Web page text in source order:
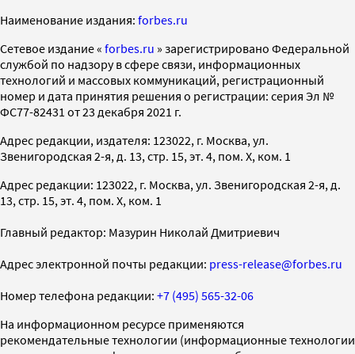
Наименование издания: forbes.ru
Cетевое издание « forbes.ru » зарегистрировано Федеральной
службой по надзору в сфере связи, информационных
технологий и массовых коммуникаций, регистрационный
номер и дата принятия решения о регистрации: серия Эл №
ФС77-82431 от 23 декабря 2021 г.
Адрес редакции, издателя: 123022, г. Москва, ул.
Звенигородская 2-я, д. 13, стр. 15, эт. 4, пом. X, ком. 1
Адрес редакции: 123022, г. Москва, ул. Звенигородская 2-я, д.
13, стр. 15, эт. 4, пом. X, ком. 1
Главный редактор: Мазурин Николай Дмитриевич
Адрес электронной почты редакции: press-release@forbes.ru
Номер телефона редакции: +7 (495) 565-32-06
На информационном ресурсе применяются
рекомендательные технологии (информационные технологии